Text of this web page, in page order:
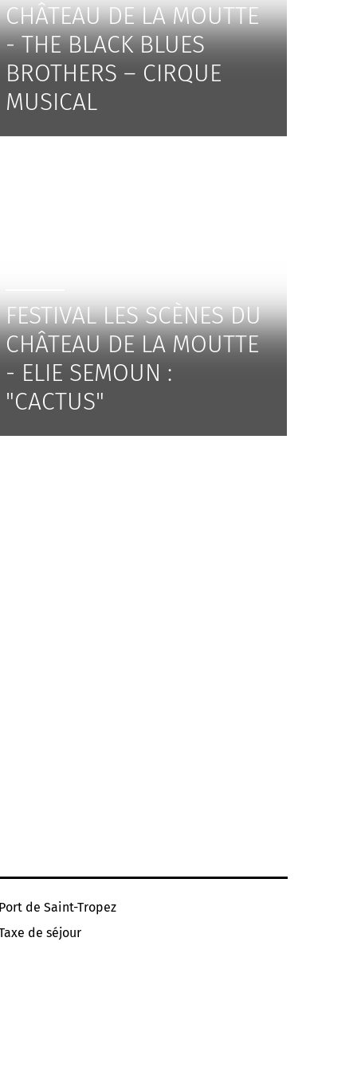
CHÂTEAU DE LA MOUTTE
- THE BLACK BLUES
BROTHERS – CIRQUE
MUSICAL
FESTIVAL LES SCÈNES DU
CHÂTEAU DE LA MOUTTE
- ELIE SEMOUN :
"CACTUS"
Port de Saint-Tropez
de séjour